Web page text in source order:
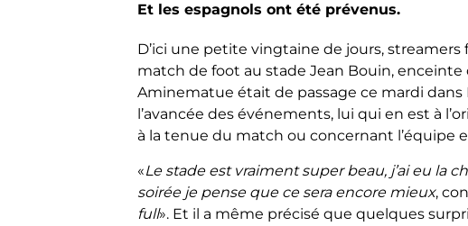
Et les espagnols ont été prévenus.
D’ici une petite vingtaine de jours,
match de foot au stade Jean Bouin, enceinte
Aminematue était de passage ce mardi
l’avancée des événements, lui qui en est à
à la tenue du match ou concernant l’équipe
«Le stade est vraiment super beau, j’ai eu la
soirée je pense que ce sera encore mieux,
full». Et il a même précisé que quelques